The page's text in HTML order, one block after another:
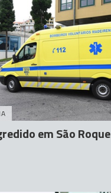
em São Roque